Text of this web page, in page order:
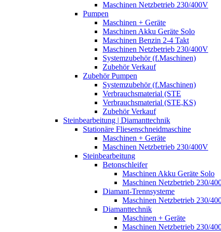
Maschinen Netzbetrieb 230/400V
Pumpen
Maschinen + Geräte
Maschinen Akku Geräte Solo
Maschinen Benzin 2-4 Takt
Maschinen Netzbetrieb 230/400V
Systemzubehör (f.Maschinen)
Zubehör Verkauf
Zubehör Pumpen
Systemzubehör (f.Maschinen)
Verbrauchsmaterial (STE
Verbrauchsmaterial (STE,KS)
Zubehör Verkauf
Steinbearbeitung | Diamanttechnik
Stationäre Fliesenschneidmaschine
Maschinen + Geräte
Maschinen Netzbetrieb 230/400V
Steinbearbeitung
Betonschleifer
Maschinen Akku Geräte Solo
Maschinen Netzbetrieb 230/
Diamant-Trennsysteme
Maschinen Netzbetrieb 230/
Diamanttechnik
Maschinen + Geräte
Maschinen Netzbetrieb 230/